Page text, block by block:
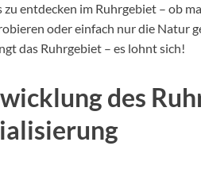
zu entdecken im Ruhrgebiet – ob
oder einfach nur die Natur
das Ruhrgebiet – es lohnt sich!
des